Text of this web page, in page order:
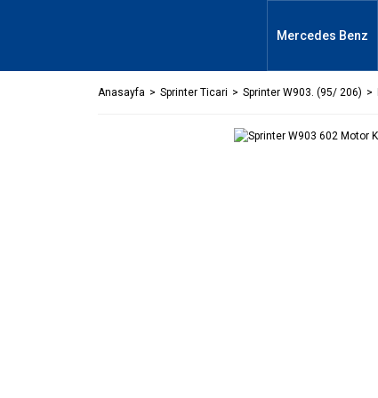
Mercedes Benz
Anasayfa Sprinter Ticari Sprinter W903. (95/ 206)